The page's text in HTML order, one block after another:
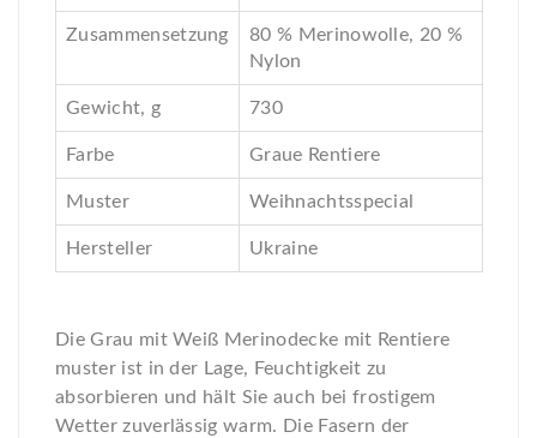
Zusammensetzung
80 % Merinowolle, 20 %
Nylon
Gewicht, g 730
Farbe Graue Rentiere
Muster Weihnachtsspecial
Hersteller Ukraine
Die Grau mit Weiß Merinodecke mit Rentiere
muster ist in der Lage, Feuchtigkeit zu
absorbieren und hält Sie auch bei frostigem
Wetter zuverlässig warm. Die Fasern der